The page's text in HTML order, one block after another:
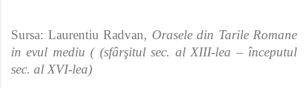
Sursa: Laurentiu Radvan, Orasele din Tarile Romane
in evul mediu ( (sfârşitul sec. al XIII-lea – începutul
sec. al XVI-lea)